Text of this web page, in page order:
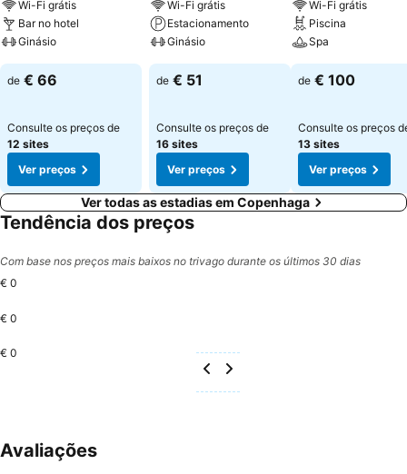
Wi-Fi grátis
Bar no hotel
Ginásio
de € 66
Consulte os preços de
12 sites
Ver preços
Wi-Fi grátis
Estacionamento
Ginásio
de € 51
Consulte os preços de
16 sites
Ver preços
Wi-Fi grátis
Piscina
Spa
de € 100
Consulte os preços
13 sites
Ver preços
Ver todas as estadias em Copenhaga
Tendência dos preços
Com base nos preços mais baixos no trivago durante os últimos 30 dias
€ 0
€ 0
€ 0
Avaliações